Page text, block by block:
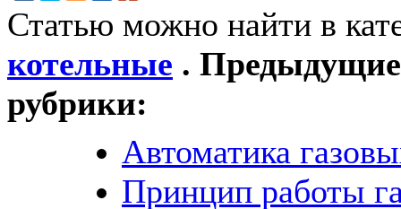
Статью можно найти в
котельные . Предыдущие
рубрики:
Автоматика
Принцип работы